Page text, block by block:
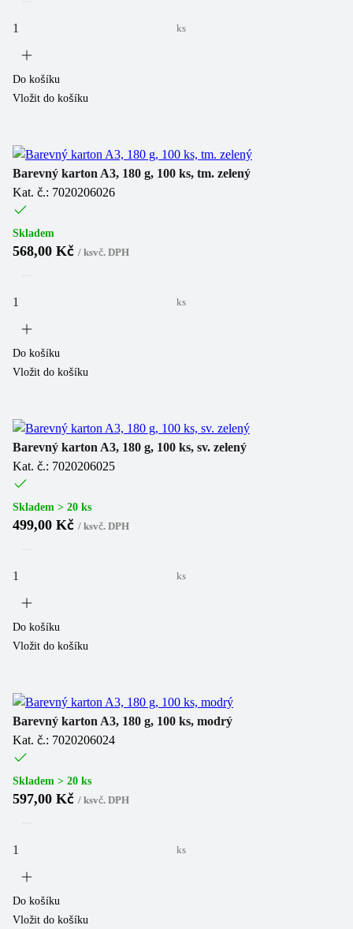
ks
Do košíku
Vložit do košíku
Barevný karton A3, 180 g, 100 ks, tm. zelený
Kat. č.: 7020206026
Skladem
568,00 Kč / ksvč. DPH
ks
Do košíku
Vložit do košíku
Barevný karton A3, 180 g, 100 ks, sv. zelený
Kat. č.: 7020206025
Skladem > 20 ks
499,00 Kč / ksvč. DPH
ks
Do košíku
Vložit do košíku
Barevný karton A3, 180 g, 100 ks, modrý
Kat. č.: 7020206024
Skladem > 20 ks
597,00 Kč / ksvč. DPH
ks
Do košíku
Vložit do košíku